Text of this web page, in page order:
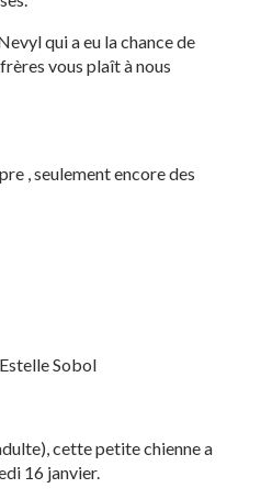
qui a eu la chance de
vous plaît à nous
, seulement encore des
Sobol
cette petite chienne a
16 janvier.